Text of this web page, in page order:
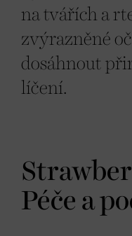
na tvářích a
zvýrazněné
dosáhnout
líčení.
Péče a